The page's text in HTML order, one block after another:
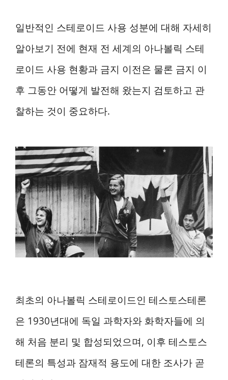
일반적인 스테로이드 사용 성분에 대해 자세히
알아보기 전에 현재 전 세계의 아나볼릭 스테
로이드 사용 현황과 금지 이전은 물론 금지 이
후 그동안 어떻게 발전해 왔는지 검토하고 관
찰하는 것이 중요하다.
최초의 아나볼릭 스테로이드인 테스토스테론
은 1930년대에 독일 과학자와 화학자들에 의
해 처음 분리 및 합성되었으며, 이후 테스토스
테론의 특성과 잠재적 용도에 대한 조사가 곧